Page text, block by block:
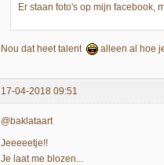
Er staan foto's op mijn facebook,
Nou dat heet talent alleen al hoe
17-04-2018 09:51
@baklataart
Jeeeeetje!!
Je laat me blozen...